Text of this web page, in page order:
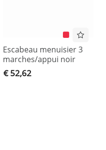
Escabeau menuisier 3
marches/appui noir
€ 52,62